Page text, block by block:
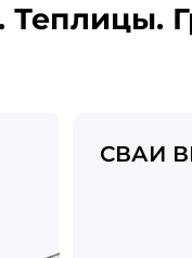
Теплицы.
СВАИ